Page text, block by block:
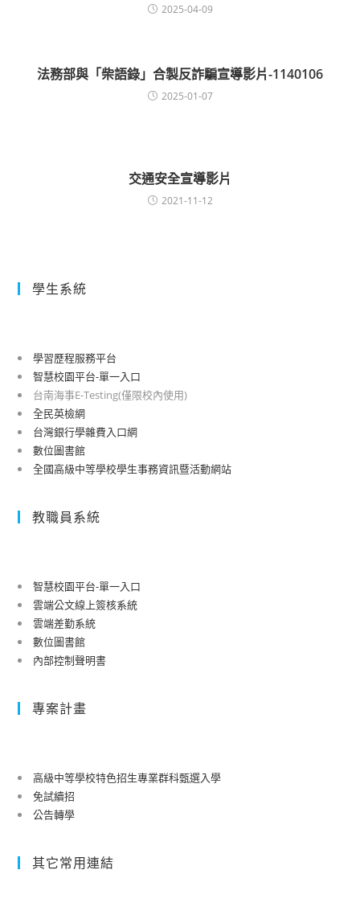
2025-04-09
法務部與「柴語錄」合製反詐騙宣導影片-1140106
2025-01-07
交通安全宣導影片
2021-11-12
學生系統
學習歷程服務平台
智慧校園平台-單一入口
台南海事E-Testing(僅限校內使用)
全民英檢網
台灣銀行學雜費入口網
數位圖書館
全國高級中等學校學生事務資訊暨活動網站
教職員系統
智慧校園平台-單一入口
雲端公文線上簽核系統
雲端差勤系統
數位圖書館
內部控制聲明書
專案計畫
高級中等學校特色招生專業群科甄選入學
免試續招
公告轉學
其它常用連結